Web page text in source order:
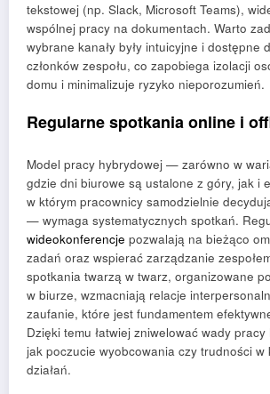
tekstowej (np. Slack, Microsoft Teams),
wspólnej pracy na dokumentach. Warto
wybrane kanały były intuicyjne i dostępne
członków zespołu, co zapobiega izolacji
domu i minimalizuje ryzyko nieporozumień.
Regularne spotkania online i
Model pracy hybrydowej — zarówno w
gdzie dni biurowe są ustalone z góry, jak i
w którym pracownicy samodzielnie
— wymaga systematycznych spotkań.
wideokonferencje pozwalają na bieżąco
zadań oraz wspierać zarządzanie
spotkania twarzą w twarz, organizowane
w biurze, wzmacniają relacje
zaufanie, które jest fundamentem
Dzięki temu łatwiej zniwelować wady
jak poczucie wyobcowania czy trudności w
działań.